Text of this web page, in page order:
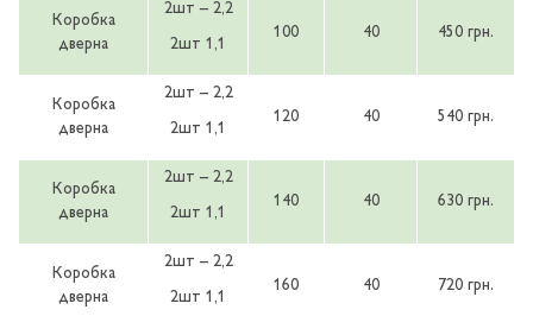
Коробка
дверна
2шт – 2,2
2шт 1,1
100 40 450 грн.
Коробка
дверна
2шт – 2,2
2шт 1,1
120 40 540 грн.
Коробка
дверна
2шт – 2,2
2шт 1,1
140 40 630 грн.
Коробка
дверна
2шт – 2,2
2шт 1,1
160 40 720 грн.